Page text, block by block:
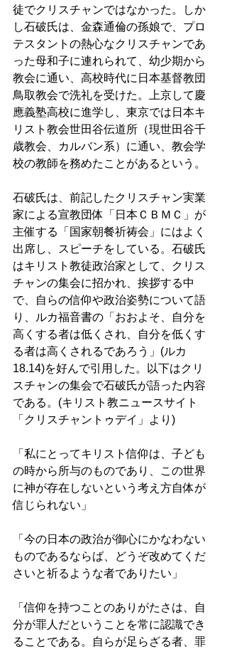
徒でクリスチャンではなかった。しか
し石破氏は、金森通倫の孫娘で、プロ
テスタントの熱心なクリスチャンであ
った母和子に連れられて、幼少期から
教会に通い、高校時代に日本基督教団
鳥取教会で洗礼を受けた。上京して慶
應義塾高校に進学し、東京では日本キ
リスト教会世田谷伝道所（現世田谷千
歳教会、カルバン系）に通い、教会学
校の教師を務めたことがあるという。
石破氏は、前記したクリスチャン実業
家による宣教団体「日本ＣＢＭＣ」が
主催する「国家朝餐祈祷会」にはよく
出席し、スピーチをしている。石破氏
はキリスト教徒政治家として、クリス
チャンの集会に招かれ、挨拶する中
で、自らの信仰や政治姿勢について語
り、ルカ福音書の「おおよそ、自分を
高くする者は低くされ、自分を低くす
る者は高くされるであろう」(ルカ
18.14)を好んで引用した。以下はクリ
スチャンの集会で石破氏が語った内容
である。(キリスト教ニュースサイト
「クリスチャントゥデイ」より)
「私にとってキリスト信仰は、子ども
の時から所与のものであり、この世界
に神が存在しないという考え方自体が
信じられない」
「今の日本の政治が御心にかなわない
ものであるならば、どうぞ改めてくだ
さいと祈るような者でありたい」
「信仰を持つことのありがたさは、自
分が罪人だということを常に認識でき
ることである。自らが足らざる者、罪